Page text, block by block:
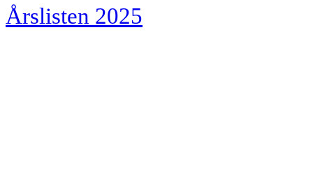
Årslisten 2025